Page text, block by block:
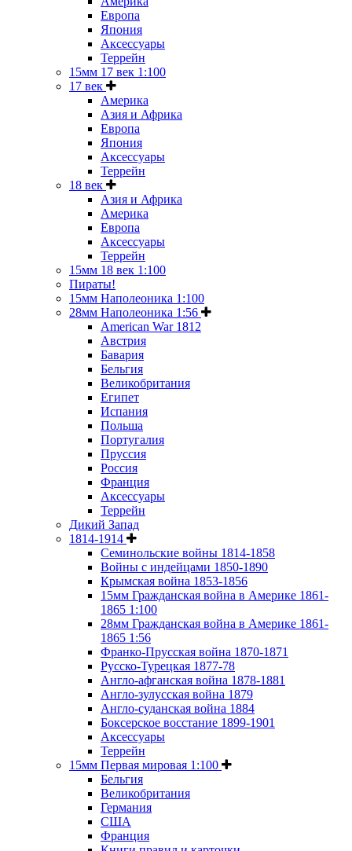
Европа
Япония
Аксессуары
Террейн
15мм 17 век 1:100
17 век
Америка
Азия и Африка
Европа
Япония
Аксессуары
Террейн
18 век
Азия и Африка
Америка
Европа
Аксессуары
Террейн
15мм 18 век 1:100
Пираты!
15мм Наполеоника 1:100
28мм Наполеоника 1:56
American War 1812
Австрия
Бавария
Бельгия
Великобритания
Египет
Испания
Польша
Португалия
Пруссия
Россия
Франция
Аксессуары
Террейн
Дикий Запад
1814-1914
Семинольские войны 1814-1858
Войны с индейцами 1850-1890
Крымская война 1853-1856
15мм Гражданская война в Америке 1861-
1865 1:100
28мм Гражданская война в Америке 1861-
1865 1:56
Франко-Прусская война 1870-1871
Русско-Турецкая 1877-78
Англо-афганская война 1878-1881
Англо-зулусская война 1879
Англо-суданская война 1884
Боксерское восстание 1899-1901
Аксессуары
Террейн
15мм Первая мировая 1:100
Бельгия
Великобритания
Германия
США
Франция